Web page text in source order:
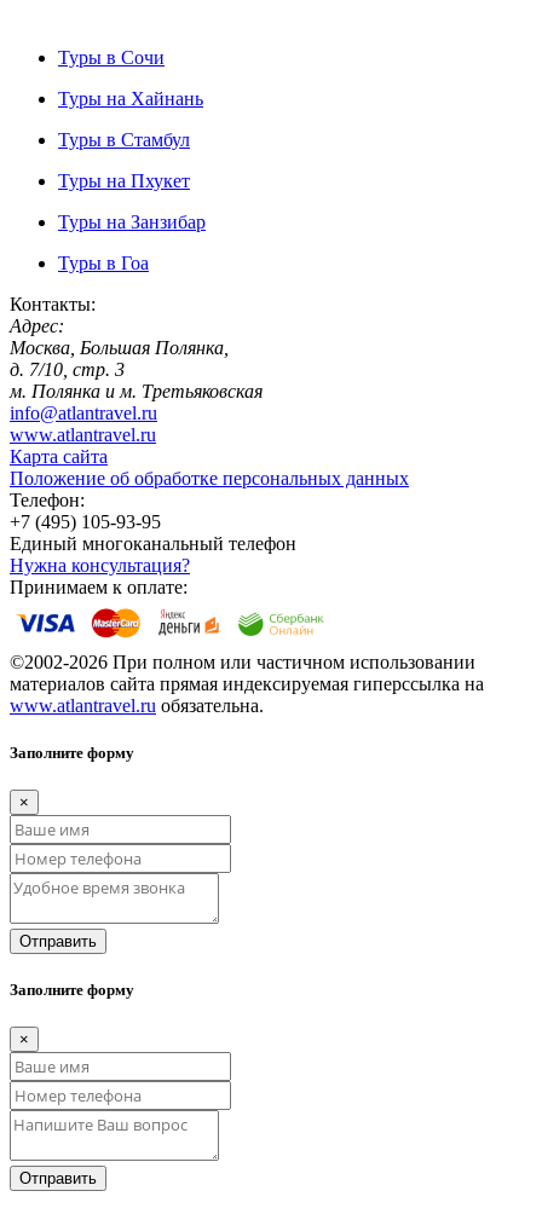
Туры в Сочи
Туры на Хайнань
Туры в Стамбул
Туры на Пхукет
Туры на Занзибар
Туры в Гоа
Контакты:
Адрес:
Москва, Большая Полянка,
д. 7/10, стр. 3
м. Полянка и м. Третьяковская
info@atlantravel.ru
www.atlantravel.ru
Карта сайта
Положение об обработке персональных данных
Телефон:
+7 (495) 105-93-95
Единый многоканальный телефон
Нужна консультация?
Принимаем к оплате:
©2002-2026 При полном или частичном использовании
материалов сайта прямая индексируемая гиперссылка на
www.atlantravel.ru обязательна.
Заполните форму
×
Отправить
Заполните форму
×
Отправить